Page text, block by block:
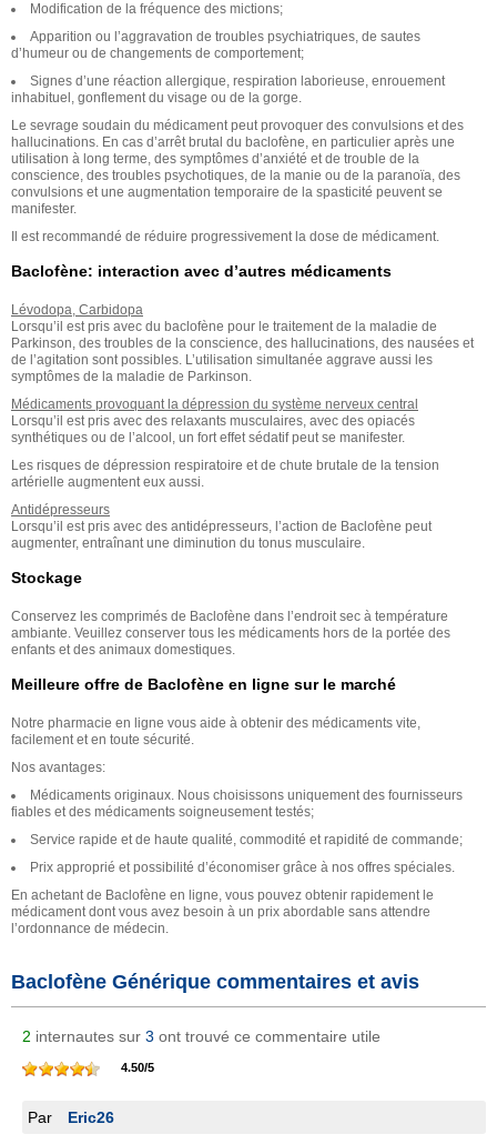
Modification de la fréquence des mictions;
Apparition ou l’aggravation de troubles psychiatriques, de sautes
d’humeur ou de changements de comportement;
Signes d’une réaction allergique, respiration laborieuse, enrouement
inhabituel, gonflement du visage ou de la gorge.
Le sevrage soudain du médicament peut provoquer des convulsions et des
hallucinations. En cas d’arrêt brutal du baclofène, en particulier après une
utilisation à long terme, des symptômes d’anxiété et de trouble de la
conscience, des troubles psychotiques, de la manie ou de la paranoïa, des
convulsions et une augmentation temporaire de la spasticité peuvent se
manifester.
Il est recommandé de réduire progressivement la dose de médicament.
Baclofène: interaction avec d’autres médicaments
Lévodopa, Carbidopa
Lorsqu’il est pris avec du baclofène pour le traitement de la maladie de
Parkinson, des troubles de la conscience, des hallucinations, des nausées et
de l’agitation sont possibles. L’utilisation simultanée aggrave aussi les
symptômes de la maladie de Parkinson.
Médicaments provoquant la dépression du système nerveux central
Lorsqu’il est pris avec des relaxants musculaires, avec des opiacés
synthétiques ou de l’alcool, un fort effet sédatif peut se manifester.
Les risques de dépression respiratoire et de chute brutale de la tension
artérielle augmentent eux aussi.
Antidépresseurs
Lorsqu’il est pris avec des antidépresseurs, l’action de Baclofène peut
augmenter, entraînant une diminution du tonus musculaire.
Stockage
Conservez les comprimés de Baclofène dans l’endroit sec à température
ambiante. Veuillez conserver tous les médicaments hors de la portée des
enfants et des animaux domestiques.
Meilleure offre de Baclofène en ligne sur le marché
Notre pharmacie en ligne vous aide à obtenir des médicaments vite,
facilement et en toute sécurité.
Nos avantages:
Médicaments originaux. Nous choisissons uniquement des fournisseurs
fiables et des médicaments soigneusement testés;
Service rapide et de haute qualité, commodité et rapidité de commande;
Prix approprié et possibilité d’économiser grâce à nos offres spéciales.
En achetant de Baclofène en ligne, vous pouvez obtenir rapidement le
médicament dont vous avez besoin à un prix abordable sans attendre
l’ordonnance de médecin.
Baclofène Générique commentaires et avis
2 internautes sur 3 ont trouvé ce commentaire utile
4.50/5
Par Eric26